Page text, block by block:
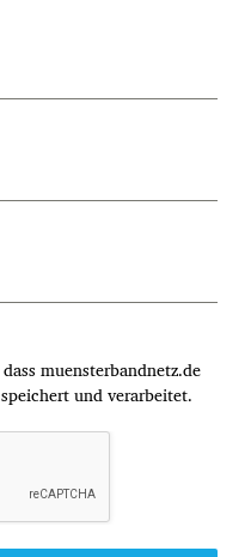
muensterbandnetz.de
und verarbeitet.